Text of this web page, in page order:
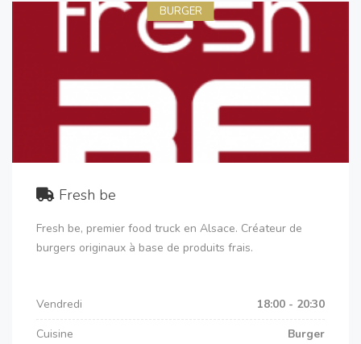
BURGER
Fresh be
Fresh be, premier food truck en Alsace. Créateur de
burgers originaux à base de produits frais.
Vendredi
18:00 - 20:30
Cuisine
Burger